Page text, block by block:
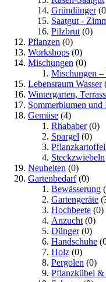
Gründünger
Saatgut -
Pilzbrut (0)
Pflanzen (0)
Workshops (0)
Mischungen (0)
Mischungen
Lebensraum Wasser
Wintergarten,
Sommerblumen
Gemüse (4)
Rhababer(0)
Spargel (0)
Steckzwiebeln
Neuheiten (0)
Gartenbedarf(0)
Bewässerung
Gartengeräte
Hochbeete (0)
Anzucht (0)
Dünger(0)
Handschuhe
Holz (0)
Pergolen (0)
Pflanzkübel &